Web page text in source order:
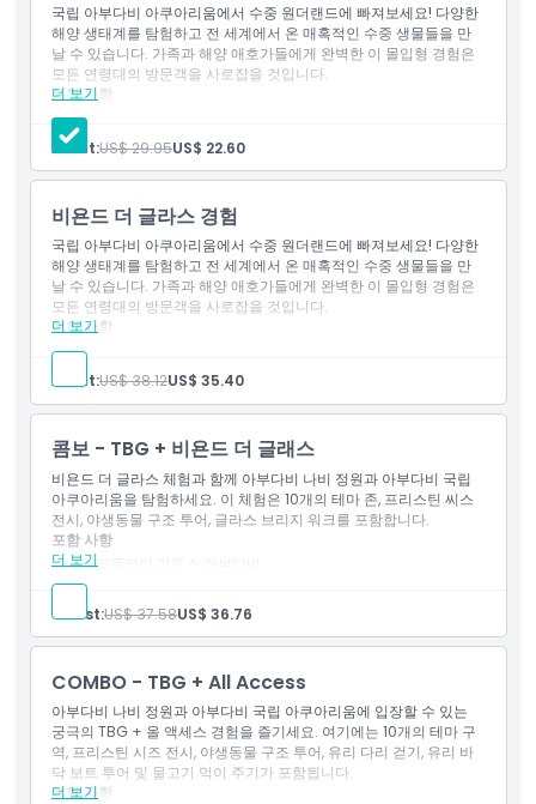
포함 사항
아동 성인 정책
운영 시간
알아야 할 사항
위치
복장 규정
이용 약관
취소 정책
국립 아부다비 아쿠아리움에서 수중 원더랜드에 빠져보세요! 다양한
해양 생태계를 탐험하고 전 세계에서 온 매혹적인 수중 생물들을 만
날 수 있습니다. 가족과 해양 애호가들에게 완벽한 이 몰입형 경험은
모든 연령대의 방문객을 사로잡을 것입니다.
더 보기
포함 사항
아부다비 국립 아쿠아리움에서 수중 원더랜드를 체험하세요.
다양한 해양 생태계를 탐험하고 전 세계의 해양 생물을 만나보세
요.
모든 연령대의 가족 및 해양 애호가에게 이상적입니다.
Adult:US$ 29.95US$ 22.60
비욘드 더 글라스 경험
국립 아부다비 아쿠아리움에서 수중 원더랜드에 빠져보세요! 다양한
해양 생태계를 탐험하고 전 세계에서 온 매혹적인 수중 생물들을 만
날 수 있습니다. 가족과 해양 애호가들에게 완벽한 이 몰입형 경험은
모든 연령대의 방문객을 사로잡을 것입니다.
더 보기
포함 사항
아부다비 국립 아쿠아리움에서 수중 원더랜드를 체험하세요.
다양한 해양 생태계를 탐험하고 전 세계의 해양 생물을 만나보세
요.
모든 연령대의 가족 및 해양 애호가에게 이상적입니다.
Adult:US$ 38.12US$ 35.40
콤보 - TBG + 비욘드 더 글래스
비욘드 더 글라스 체험과 함께 아부다비 나비 정원과 아부다비 국립
아쿠아리움을 탐험하세요. 이 체험은 10개의 테마 존, 프리스틴 씨스
전시, 야생동물 구조 투어, 글라스 브리지 워크를 포함합니다.
더 보기
포함 사항
버터플라이 가든스 아부다비
국립 아쿠아리움 아부다비 – 10개 테마 구역
내셔널 지오그래픽 프리스틴 시즈 전시
야생동물 구조 투어
글래스 브리지 워크
Guest:US$ 37.58US$ 36.76
COMBO - TBG + All Access
아부다비 나비 정원과 아부다비 국립 아쿠아리움에 입장할 수 있는
궁극의 TBG + 올 액세스 경험을 즐기세요. 여기에는 10개의 테마 구
역, 프리스틴 시즈 전시, 야생동물 구조 투어, 유리 다리 걷기, 유리 바
닥 보트 투어 및 물고기 먹이 주기가 포함됩니다.
더 보기
포함 사항